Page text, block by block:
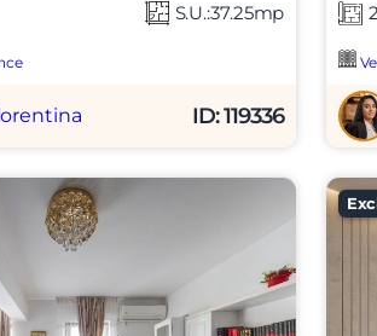
S.U.:37.25mp
ID: 119336
fiu contactat